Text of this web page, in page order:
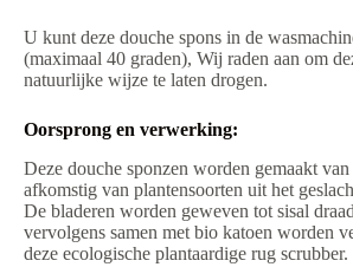
U kunt deze douche spons in de
(maximaal 40 graden), Wij raden aan om
natuurlijke wijze te laten drogen.
Oorsprong en verwerking:
Deze douche sponzen worden gemaakt van
afkomstig van plantensoorten uit het
De bladeren worden geweven tot sisal
vervolgens samen met bio katoen worden
deze ecologische plantaardige rug scrubber.